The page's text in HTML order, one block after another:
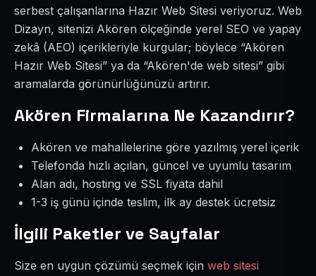
serbest çalışanlarına Hazır Web Sitesi veriyoruz. Web
Dizayn, sitenizi Akören ölçeğinde yerel SEO ve yapay
zekâ (AEO) içerikleriyle kurgular; böylece “Akören
Hazır Web Sitesi” ya da “Akören'de web sitesi” gibi
aramalarda görünürlüğünüzü artırır.
Akören Firmalarına Ne Kazandırır?
Akören ve mahallelerine göre yazılmış yerel içerik
Telefonda hızlı açılan, güncel ve uyumlu tasarım
Alan adı, hosting ve SSL fiyata dahil
1-3 iş günü içinde teslim, ilk ay destek ücretsiz
İlgili Paketler ve Sayfalar
Size en uygun çözümü seçmek için web sitesi